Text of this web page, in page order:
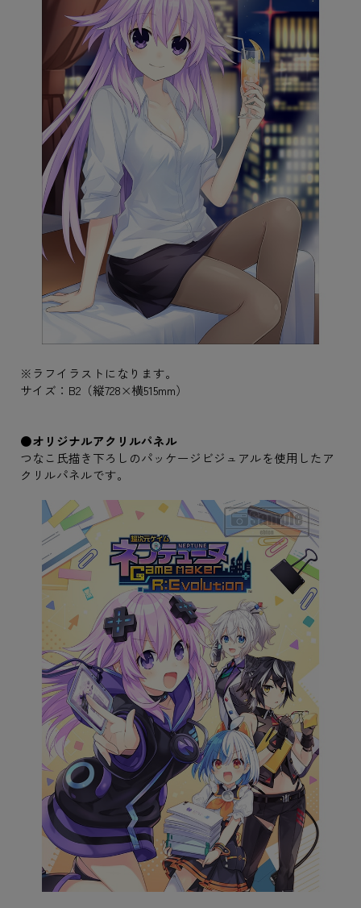
※ラフイラストになります。
サイズ：B2（縦728×横515mm）
●オリジナルアクリルパネル
つなこ氏描き下ろしのパッケージビジュアルを使用したア
クリルパネルです。